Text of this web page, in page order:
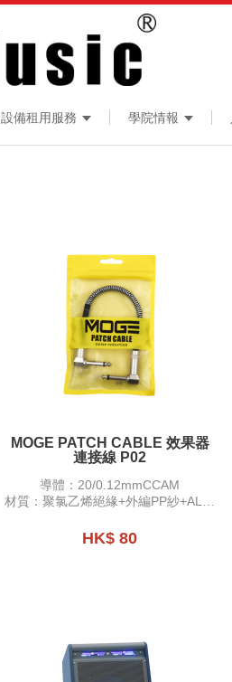
設備租用服務 學院情報
MOGE PATCH CABLE 效果器
連接線 P02
導體：20/0.12mmCCAM
材質：聚氯乙烯絕緣+外編PP紗+AL鋁
屏蔽：32/0.12CCAM
長度：27cm（含頭）
HK$ 80